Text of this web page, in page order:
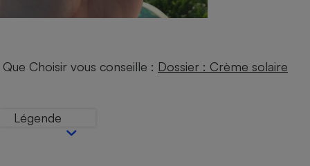
Que Choisir vous conseille : Dossier : Crème solaire
Légende
Complément
Petit électroménager
Internet